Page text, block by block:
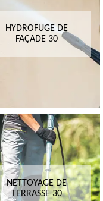
HYDROFUGE DE
FAÇADE 30
NETTOYAGE DE
TERRASSE 30